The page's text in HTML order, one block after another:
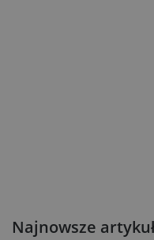
Najnowsze